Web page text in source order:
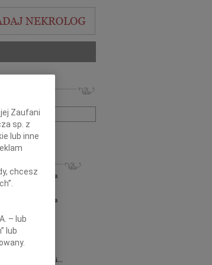
Częstochowa
o śmierci...
Częstochowa
o śmierci...
oraz...
Prokop radczyni...
Zaufani
sp. z
lub inne
chcesz
– lub
lub